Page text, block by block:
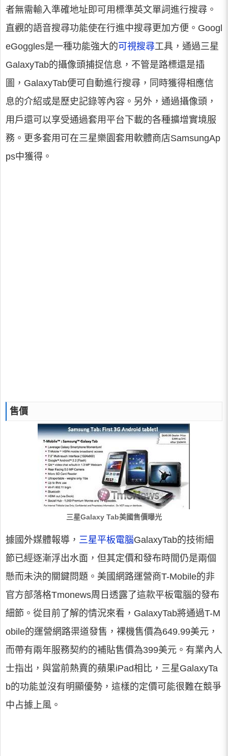
者無需輸入準確地址即可用標準英文單詞進行搜尋。
直觀的語音搜尋功能使在行進中搜尋更加方便。Googl
eGoggles是一種功能強大的可視搜尋工具，通過三星
GalaxyTab的攝像頭捕捉信息，不管是路標還是插
圖，GalaxyTab便可自動進行搜尋，同時獲得相應信
息的介紹或是歷史記錄等內容。另外，通過攝像頭，
用戶還可以享受通過套用平台下載的各種擴增實境服
務。更多套用可在三星樂園套用軟體商店SamsungAp
ps中獲得。
售價
三星Galaxy Tab美國售價曝光
據國外媒體報導， 三星平板電腦GalaxyTab的技術細
節已經逐漸浮出水面，但其定價和發布時間仍是兩個
懸而未決的關鍵問題。美國網路運營商T-Mobile的非
官方部落格Tmonews周日透露了這款平板電腦的發布
細節。從目前了解的情況來看，GalaxyTab將通過T-M
obile的運營網路渠道發售，裸機售價為649.99美元，
而帶有兩年服務契約的補貼售價為399美元。有業內人
士指出，與當前熱賣的蘋果iPad相比，三星GalaxyTa
b的功能並沒有明顯優勢，這樣的定價可能很難在競爭
中占據上風。